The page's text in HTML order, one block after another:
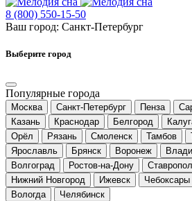
8 (800) 550-15-50
Ваш город: Санкт-Петербург
Выберите город
Популярные города
Москва Санкт-Петербург Пенза
Казань
Краснодар Белгород
Орёл
Рязань Смоленск Тамбов
Ярославль
Брянск Воронеж
Волгоград
Ростов-на-Дону
Нижний Новгород
Ижевск Чебоксары
Вологда
Челябинск